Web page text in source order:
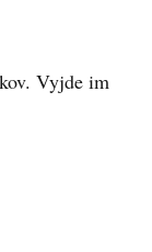
Vyjde im